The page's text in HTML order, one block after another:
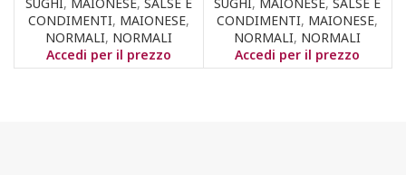
CONDIMENTI, MAIONESE,
NORMALI, NORMALI
Accedi per il prezzo
CONDIMENTI, MAIONESE,
NORMALI, NORMALI
Accedi per il prezzo